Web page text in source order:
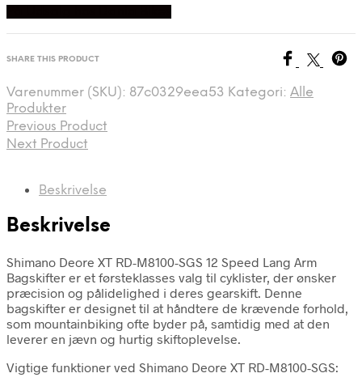
SHARE THIS PRODUCT
Varenummer (SKU): 87c0329eea53 Kategori: Alle
Produkter
Previous Product
Next Product
Beskrivelse
Beskrivelse
Shimano Deore XT RD-M8100-SGS 12 Speed Lang Arm
Bagskifter er et førsteklasses valg til cyklister, der ønsker
præcision og pålidelighed i deres gearskift. Denne
bagskifter er designet til at håndtere de krævende forhold,
som mountainbiking ofte byder på, samtidig med at den
leverer en jævn og hurtig skiftoplevelse.
Vigtige funktioner ved Shimano Deore XT RD-M8100-SGS: